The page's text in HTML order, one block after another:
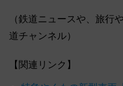
（鉄道ニュースや、旅行
道チャンネル）
【関連リンク】